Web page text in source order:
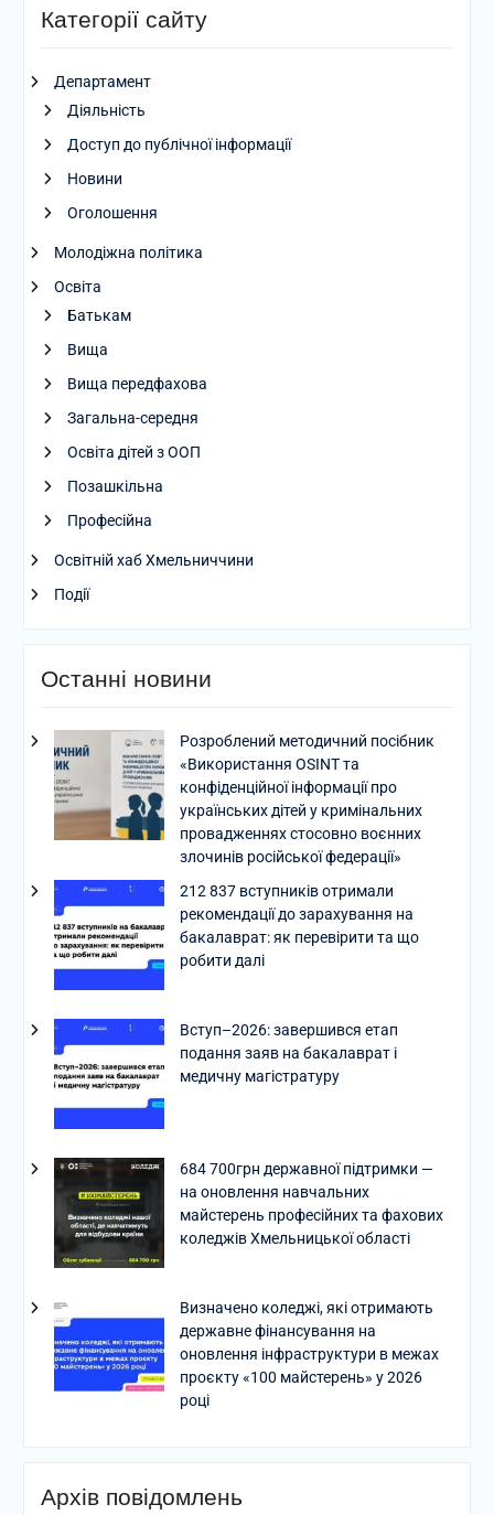
Категорії сайту
Департамент
Діяльність
Доступ до публічної інформації
Новини
Оголошення
Молодіжна політика
Освіта
Батькам
Вища
Вища передфахова
Загальна-середня
Освіта дітей з ООП
Позашкільна
Професійна
Освітній хаб Хмельниччини
Події
Останні новини
Розроблений методичний посібник
«Використання OSINT та
конфіденційної інформації про
українських дітей у кримінальних
провадженнях стосовно воєнних
злочинів російської федерації»
212 837 вступників отримали
рекомендації до зарахування на
бакалаврат: як перевірити та що
робити далі
Вступ–2026: завершився етап
подання заяв на бакалаврат і
медичну магістратуру
684 700грн державної підтримки —
на оновлення навчальних
майстерень професійних та фахових
коледжів Хмельницької області
Визначено коледжі, які отримають
державне фінансування на
оновлення інфраструктури в межах
проєкту «100 майстерень» у 2026
році
Архів повідомлень